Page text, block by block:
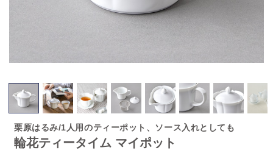
輪花ティータイム マイポット
栗原はるみ/1人用のティーポット、ソース入れとしても